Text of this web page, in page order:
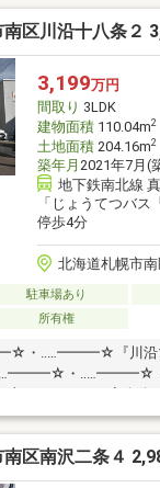
ペース○独立性のある
対応○スーパーやドラ
区川沿十八条２
3,199万円
間取り 3LDK
建物面積110.04m2
土地面積204.16m2
築年月 2021年7月(
地下鉄南北線
「じょうてつバ
停歩4分
北海道札幌市
駐車場あり
所有権
‥…━━━☆『川沿18
・‥…━━━☆・
○ペット＆家族仕様
に便利な黒板クロス
ズクローク、パントリ
境： 幼稚園と小学校
区南沢二条４